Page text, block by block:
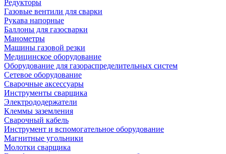
Редукторы
Газовые вентили для сварки
Рукава напорные
Баллоны для газосварки
Манометры
Машины газовой резки
Медицинское оборудование
Оборудование для газораспределительных систем
Сетевое оборудование
Сварочные аксессуары
Инструменты сварщика
Электрододержатели
Клеммы заземления
Сварочный кабель
Инструмент и вспомогательное оборудование
Магнитные угольники
Молотки сварщика